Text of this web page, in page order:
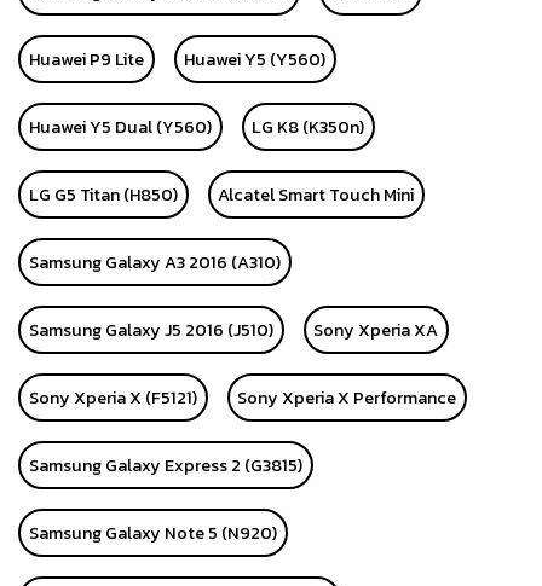
Huawei P9 Lite Huawei Y5 (Y560)
Huawei Y5 Dual (Y560) LG K8 (K350n)
LG G5 Titan (H850) Alcatel Smart Touch Mini
Samsung Galaxy A3 2016 (A310)
Samsung Galaxy J5 2016 (J510) Sony Xperia XA
Sony Xperia X (F5121) Sony Xperia X Performance
Samsung Galaxy Express 2 (G3815)
Samsung Galaxy Note 5 (N920)